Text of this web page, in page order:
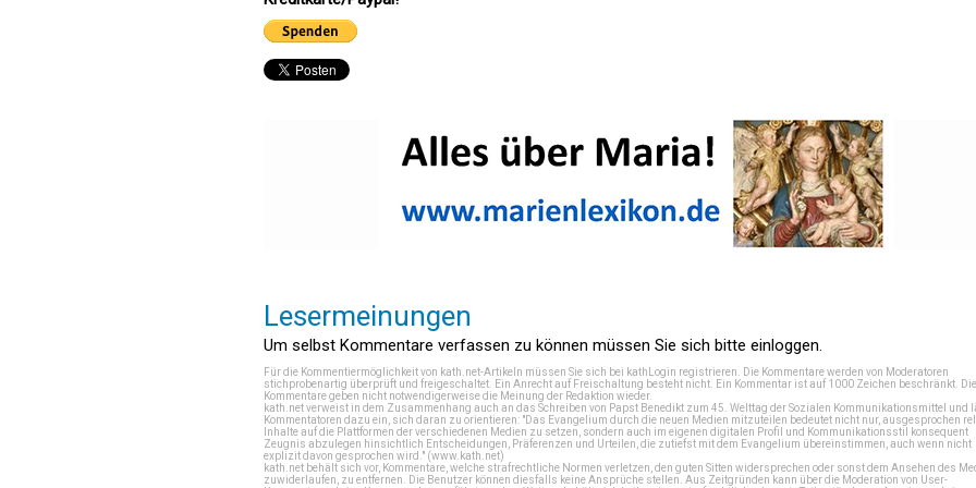
Lesermeinungen
Um selbst Kommentare verfassen zu können müssen Sie sich bitte einloggen.
Für die Kommentiermöglichkeit von kath.net-Artikeln müssen Sie sich bei kathLogin registrieren . Die Kommentare werden von Moderatoren
stichprobenartig überprüft und freigeschaltet. Ein Anrecht auf Freischaltung besteht nicht. Ein Kommentar ist auf 1000 Zeichen beschränkt. Die
Kommentare geben nicht notwendigerweise die Meinung der Redaktion wieder.
kath.net verweist in dem Zusammenhang auch an das Schreiben von Papst Benedikt zum 45. Welttag der Sozialen Kommunikationsmittel und
Kommentatoren dazu ein, sich daran zu orientieren: "Das Evangelium durch die neuen Medien mitzuteilen bedeutet nicht nur, ausgesprochen
Inhalte auf die Plattformen der verschiedenen Medien zu setzen, sondern auch im eigenen digitalen Profil und Kommunikationsstil konsequent
Zeugnis abzulegen hinsichtlich Entscheidungen, Präferenzen und Urteilen, die zutiefst mit dem Evangelium übereinstimmen, auch wenn nicht
explizit davon gesprochen wird." (www.kath.net)
kath.net behält sich vor, Kommentare, welche strafrechtliche Normen verletzen, den guten Sitten widersprechen oder sonst dem Ansehen des
zuwiderlaufen, zu entfernen. Die Benutzer können diesfalls keine Ansprüche stellen. Aus Zeitgründen kann über die Moderation von User-